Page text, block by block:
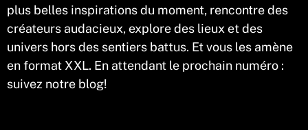
plus belles inspirations du moment, rencontre des
créateurs audacieux, explore des lieux et des
univers hors des sentiers battus. Et vous les amène
en format XXL. En attendant le prochain numéro :
suivez notre blog!